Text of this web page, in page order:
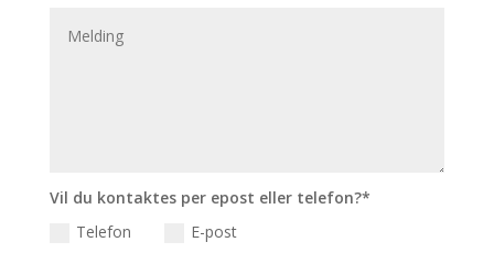
Vil du kontaktes per epost eller telefon?*
Telefon
E-post